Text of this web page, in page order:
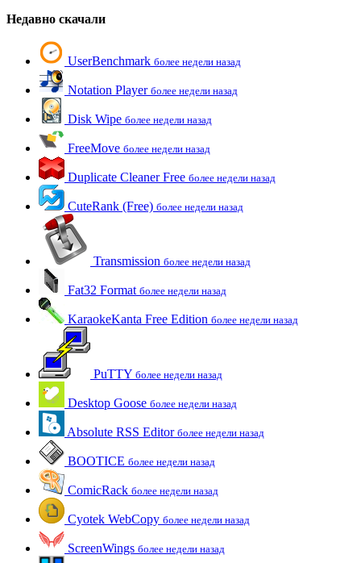
Недавно скачали
UserBenchmark более недели назад
Notation Player более недели назад
Disk Wipe более недели назад
FreeMove более недели назад
Duplicate Cleaner Free более недели назад
CuteRank (Free) более недели назад
Transmission более недели назад
Fat32 Format более недели назад
KaraokeKanta Free Edition более недели назад
PuTTY более недели назад
Desktop Goose более недели назад
Absolute RSS Editor более недели назад
BOOTICE более недели назад
ComicRack более недели назад
Cyotek WebCopy более недели назад
ScreenWings более недели назад